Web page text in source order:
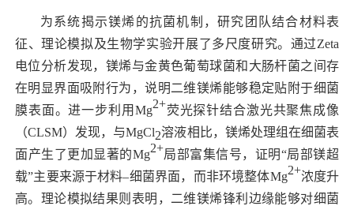
为系统揭示镁烯的抗菌机制，研究团队结合材料表
征、理论模拟及生物学实验开展了多尺度研究。通过Zeta
电位分析发现，镁烯与金黄色葡萄球菌和大肠杆菌之间存
在明显界面吸附行为，说明二维镁烯能够稳定贴附于细菌
膜表面。进一步利用 Mg2+荧光探针结合激光共聚焦成像
（CLSM）发现，与MgCl2溶液相比，镁烯处理组在细菌表
面产生了更加显著的Mg2+局部富集信号，证明“局部镁超
载”主要来源于材料–细菌界面，而非环境整体Mg2+浓度升
高。理论模拟结果则表明，二维镁烯锋利边缘能够对细菌